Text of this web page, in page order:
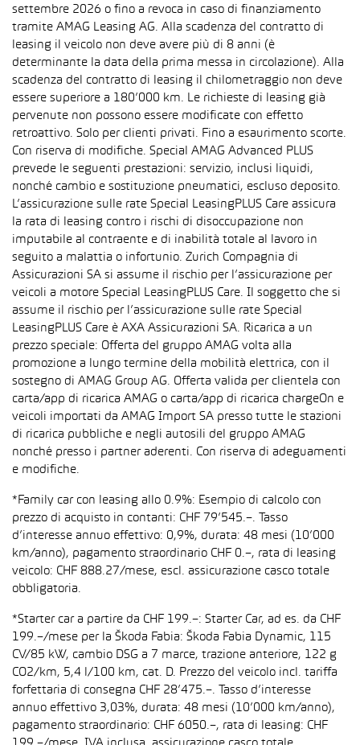
settembre 2026 o fino a revoca in caso di finanziamento
tramite AMAG Leasing AG. Alla scadenza del contratto di
leasing il veicolo non deve avere più di 8 anni (è
determinante la data della prima messa in circolazione). Alla
scadenza del contratto di leasing il chilometraggio non deve
essere superiore a 180’000 km. Le richieste di leasing già
pervenute non possono essere modificate con effetto
retroattivo. Solo per clienti privati. Fino a esaurimento scorte.
Con riserva di modifiche. Special AMAG Advanced PLUS
prevede le seguenti prestazioni: servizio, inclusi liquidi,
nonché cambio e sostituzione pneumatici, escluso deposito.
L’assicurazione sulle rate Special LeasingPLUS Care assicura
la rata di leasing contro i rischi di disoccupazione non
imputabile al contraente e di inabilità totale al lavoro in
seguito a malattia o infortunio. Zurich Compagnia di
Assicurazioni SA si assume il rischio per l’assicurazione per
veicoli a motore Special LeasingPLUS Care. Il soggetto che si
assume il rischio per l’assicurazione sulle rate Special
LeasingPLUS Care è AXA Assicurazioni SA. Ricarica a un
prezzo speciale: Offerta del gruppo AMAG volta alla
promozione a lungo termine della mobilità elettrica, con il
sostegno di AMAG Group AG. Offerta valida per clientela con
carta/app di ricarica AMAG o carta/app di ricarica chargeOn e
veicoli importati da AMAG Import SA presso tutte le stazioni
di ricarica pubbliche e negli autosili del gruppo AMAG
nonché presso i partner aderenti. Con riserva di adeguamenti
e modifiche.
*Family car con leasing allo 0.9%: Esempio di calcolo con
prezzo di acquisto in contanti: CHF 79’545.–. Tasso
d’interesse annuo effettivo: 0,9%, durata: 48 mesi (10’000
km/anno), pagamento straordinario CHF 0.–, rata di leasing
veicolo: CHF 888.27/mese, escl. assicurazione casco totale
obbligatoria.
*Starter car a partire da CHF 199.–: Starter Car, ad es. da CHF
199.–/mese per la Škoda Fabia: Škoda Fabia Dynamic, 115
CV/85 kW, cambio DSG a 7 marce, trazione anteriore, 122 g
CO2/km, 5,4 l/100 km, cat. D. Prezzo del veicolo incl. tariffa
forfettaria di consegna CHF 28’475.–. Tasso d’interesse
annuo effettivo 3,03%, durata: 48 mesi (10’000 km/anno),
pagamento straordinario: CHF 6050.–, rata di leasing: CHF